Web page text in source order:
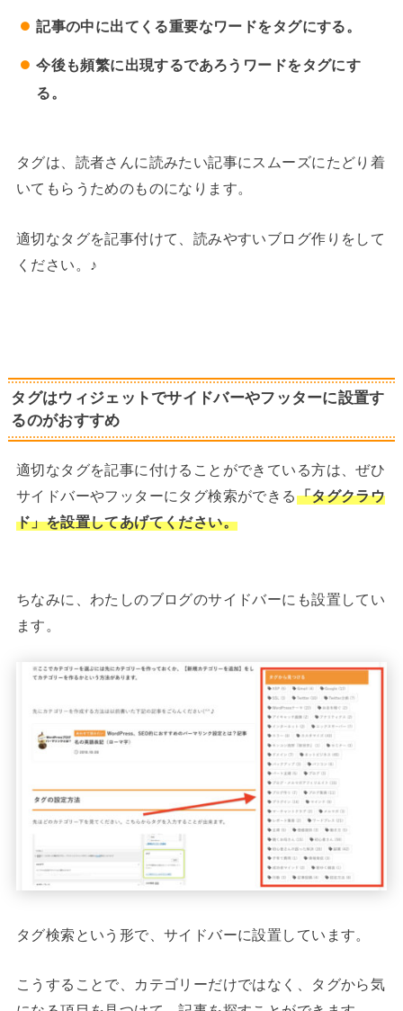
記事の中に出てくる重要なワードをタグにする。
今後も頻繁に出現するであろうワードをタグにす
る。
タグは、読者さんに読みたい記事にスムーズにたどり着
いてもらうためのものになります。
適切なタグを記事付けて、読みやすいブログ作りをして
ください。♪
タグはウィジェットでサイドバーやフッターに設置す
るのがおすすめ
適切なタグを記事に付けることができている方は、ぜひ
サイドバーやフッターにタグ検索ができる「タグクラウ
ド」を設置してあげてください。
ちなみに、わたしのブログのサイドバーにも設置してい
ます。
タグ検索という形で、サイドバーに設置しています。
こうすることで、カテゴリーだけではなく、タグから気